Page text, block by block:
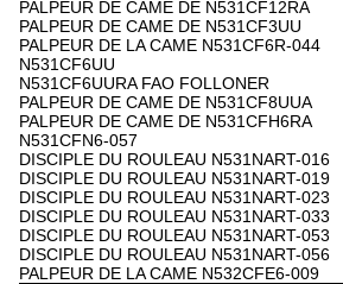
PALPEUR DE CAME DE N531CF12RA
PALPEUR DE CAME DE N531CF3UU
PALPEUR DE LA CAME N531CF6R-044
N531CF6UU
N531CF6UURA FAO FOLLONER
PALPEUR DE CAME DE N531CF8UUA
PALPEUR DE CAME DE N531CFH6RA
N531CFN6-057
DISCIPLE DU ROULEAU N531NART-016
DISCIPLE DU ROULEAU N531NART-019
DISCIPLE DU ROULEAU N531NART-023
DISCIPLE DU ROULEAU N531NART-033
DISCIPLE DU ROULEAU N531NART-053
DISCIPLE DU ROULEAU N531NART-056
PALPEUR DE LA CAME N532CFE6-009